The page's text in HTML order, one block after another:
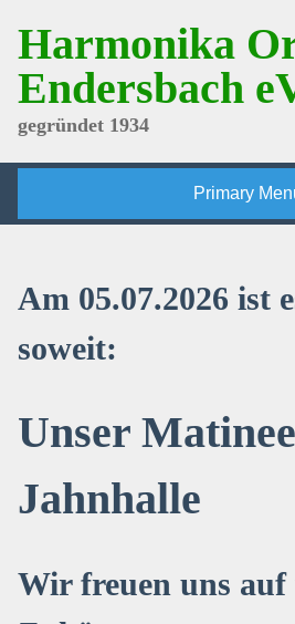
content
Harmonika
Endersbach
gegründet 1934
Primary
Am 05.07.2026 ist
soweit:
Unser
Jahnhalle
Wir freuen uns auf